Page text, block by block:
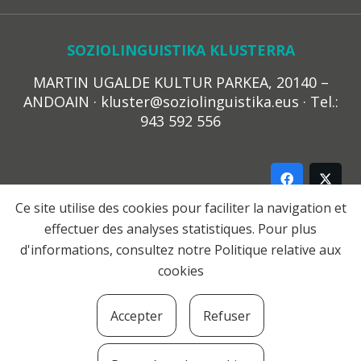
SOZIOLINGUISTIKA KLUSTERRA
MARTIN UGALDE KULTUR PARKEA, 20140 –
ANDOAIN · kluster@soziolinguistika.eus · Tel.:
943 592 556
LEGE OHARRA
PRIBATUTASUN POLITIKA
COOKIE-EN POLITIKA
© 2021 Soziolinguistika Klusterra
Ce site utilise des cookies pour faciliter la navigation et
effectuer des analyses statistiques. Pour plus
d'informations, consultez notre Politique relative aux
cookies
Accepter Refuser